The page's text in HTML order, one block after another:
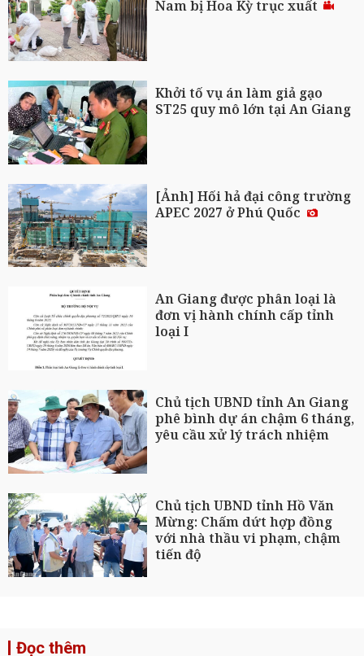
Nam bị Hoa Kỳ trục xuất
Khởi tố vụ án làm giả gạo
ST25 quy mô lớn tại An Giang
[Ảnh] Hối hả đại công trường
APEC 2027 ở Phú Quốc
An Giang được phân loại là
đơn vị hành chính cấp tỉnh
loại I
Chủ tịch UBND tỉnh An Giang
phê bình dự án chậm 6 tháng,
yêu cầu xử lý trách nhiệm
Chủ tịch UBND tỉnh Hồ Văn
Mừng: Chấm dứt hợp đồng
với nhà thầu vi phạm, chậm
tiến độ
Đọc thêm